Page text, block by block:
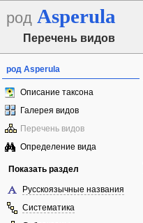
род Asperula
Перечень видов
род Asperula
Описание таксона
Галерея видов
Перечень видов
Определение вида
Показать раздел
Русскоязычные названия
Систематика